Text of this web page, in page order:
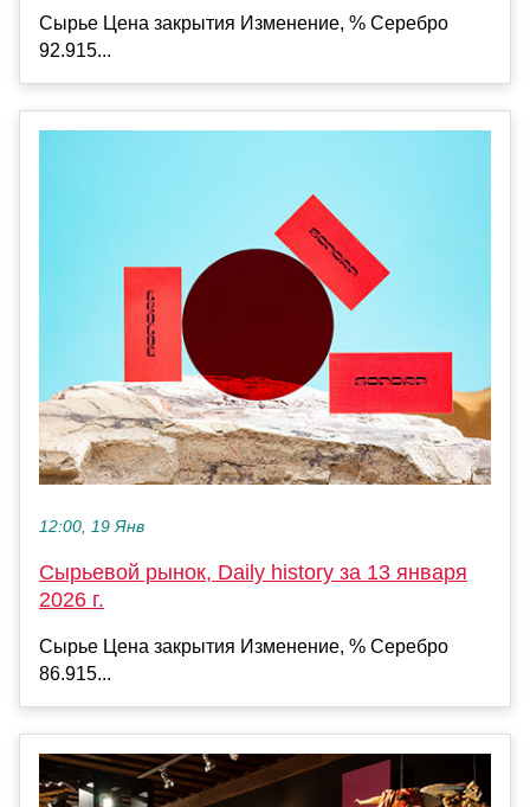
Сырье Цена закрытия Изменение, % Серебро
92.915...
12:00, 19 Янв
Сырьевой рынок, Daily history за 13 января
2026 г.
Сырье Цена закрытия Изменение, % Серебро
86.915...